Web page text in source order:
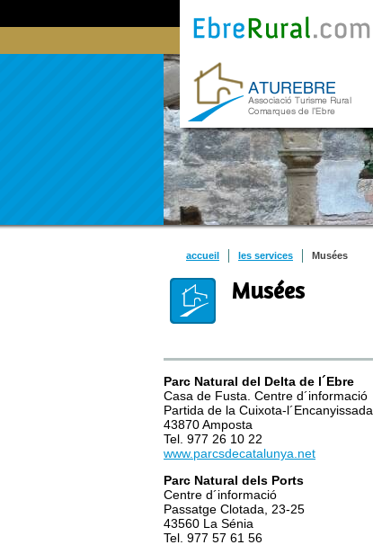
accueil les services Musées
Musées
Parc Natural del Delta de l´Ebre
Casa de Fusta. Centre d´informació
Partida de la Cuixota-l´Encanyissada
43870 Amposta
Tel. 977 26 10 22
www.parcsdecatalunya.net
Parc Natural dels Ports
Centre d´informació
Passatge Clotada, 23-25
43560 La Sénia
Tel. 977 57 61 56